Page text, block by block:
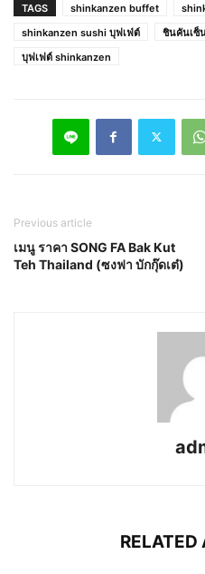
TAGS shinkanzen buffet
shinkanzen sushi บุฟเฟ่ต์
ชินคันเซ็
บุฟเฟต์ shinkanzen
Previous article
เมนู ราคา SONG FA Bak Kut
Teh Thailand (ซงฟา บักกุ๊ดเต๋)
RELATED